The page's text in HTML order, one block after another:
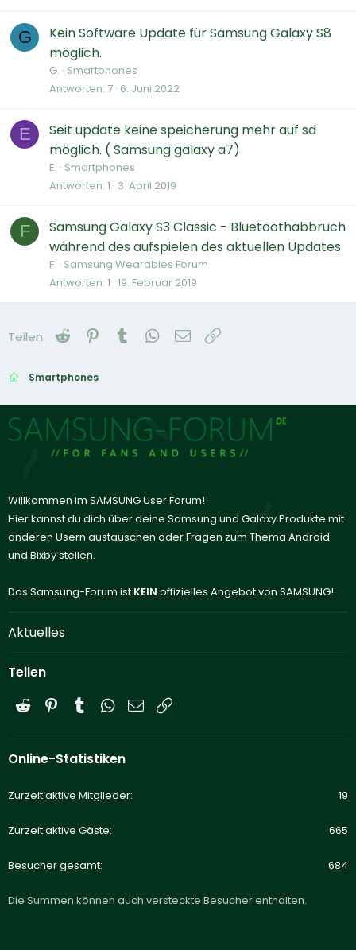
G
Kein Software Update für Samsung Galaxy S8
möglich.
G. Smartphones
Antworten 7 6. Juni 2022
E
Seit update keine speicherung mehr auf sd
möglich. ( Samsung galaxy a7)
E. Smartphones
Antworten 1 3. April 2019
F
Samsung Galaxy S3 Classic - Bluetoothabbruch
während des aufspielen des aktuellen Updates
F. Samsung Wearables Forum
Antworten 1 19. Februar 2019
Teilen: Reddit Pinterest
Tumblr WhatsApp
E-Mail
Smartphones
Willkommen im SAMSUNG User Forum!
Hier kannst du dich über deine Samsung und Galaxy Produkte mit
anderen Usern austauschen oder Fragen zum Thema Android
und Bixby stellen.
Das Samsung-Forum ist KEIN offizielles Angebot von SAMSUNG!
Aktuelles
Teilen
Reddit PinterestTumblrWhatsApp
E-Mail
Online-Statistiken
Zurzeit aktive Mitglieder 19
Zurzeit aktive Gäste 665
Besucher gesamt 684
Die Summen können auch versteckte Besucher enthalten.